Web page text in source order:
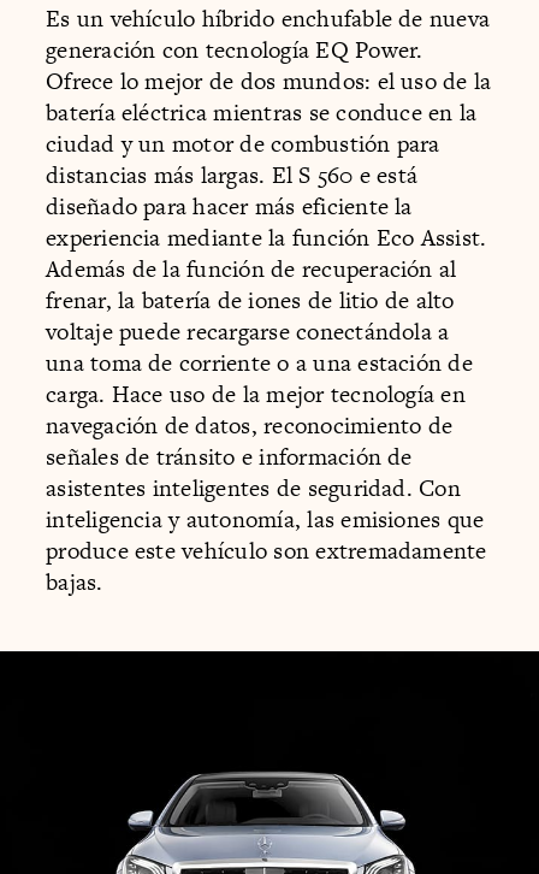
Es un vehículo híbrido enchufable de nueva
generación con tecnología EQ Power.
Ofrece lo mejor de dos mundos: el uso de la
batería eléctrica mientras se conduce en la
ciudad y un motor de combustión para
distancias más largas. El S 560 e está
diseñado para hacer más eficiente la
experiencia mediante la función Eco Assist.
Además de la función de recuperación al
frenar, la batería de iones de litio de alto
voltaje puede recargarse conectándola a
una toma de corriente o a una estación de
carga. Hace uso de la mejor tecnología en
navegación de datos, reconocimiento de
señales de tránsito e información de
asistentes inteligentes de seguridad. Con
inteligencia y autonomía, las emisiones que
produce este vehículo son extremadamente
bajas.